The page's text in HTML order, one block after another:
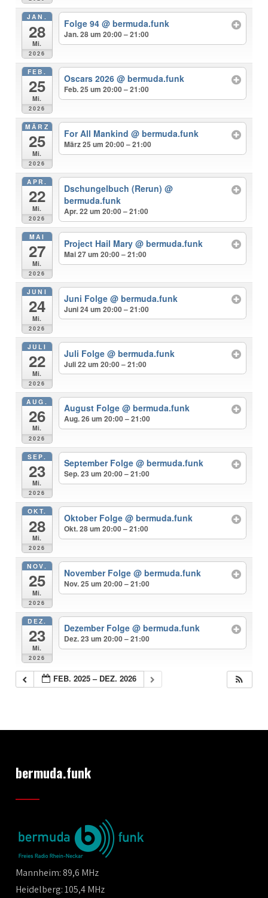
JAN.
28
Mi.
2026
Folge 94 @ bermuda.funk
Jan. 28 um 20:00 – 21:00
FEB.
25
Mi.
2026
Oscars 2026 @ bermuda.funk
Feb. 25 um 20:00 – 21:00
MÄRZ
25
Mi.
2026
For All Mankind @ bermuda.funk
März 25 um 20:00 – 21:00
APR.
22
Mi.
2026
Dschungelbuch (Rerun) @
bermuda.funk
Apr. 22 um 20:00 – 21:00
MAI
27
Mi.
2026
Project Hail Mary @ bermuda.funk
Mai 27 um 20:00 – 21:00
JUNI
24
Mi.
2026
Juni Folge @ bermuda.funk
Juni 24 um 20:00 – 21:00
JULI
22
Mi.
2026
Juli Folge @ bermuda.funk
Juli 22 um 20:00 – 21:00
AUG.
26
Mi.
2026
August Folge @ bermuda.funk
Aug. 26 um 20:00 – 21:00
SEP.
23
Mi.
2026
September Folge @ bermuda.funk
Sep. 23 um 20:00 – 21:00
OKT.
28
Mi.
2026
Oktober Folge @ bermuda.funk
Okt. 28 um 20:00 – 21:00
NOV.
25
Mi.
2026
November Folge @ bermuda.funk
Nov. 25 um 20:00 – 21:00
DEZ.
23
Mi.
2026
Dezember Folge @ bermuda.funk
Dez. 23 um 20:00 – 21:00
FEB. 2025 – DEZ. 2026
bermuda.funk
Mannheim: 89,6 MHz
Heidelberg: 105,4 MHz